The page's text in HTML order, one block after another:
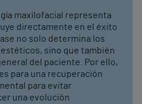
maxilofacial representa
directamente en el éxito
no solo determina los
sino que también
del paciente. Por ello,
para una recuperación
para evitar
una evolución